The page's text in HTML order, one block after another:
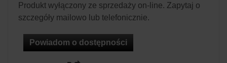
Produkt wyłączony ze sprzedaży on-line. Zapytaj o
szczegóły mailowo lub telefonicznie.
Powiadom o dostępności